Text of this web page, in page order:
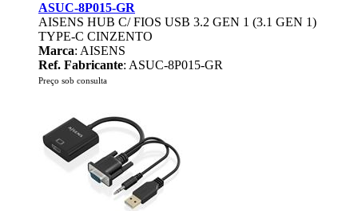
ASUC-8P015-GR
AISENS HUB C/ FIOS USB 3.2 GEN 1 (3.1 GEN 1)
TYPE-C CINZENTO
Marca: AISENS
Ref. Fabricante: ASUC-8P015-GR
Preço sob consulta